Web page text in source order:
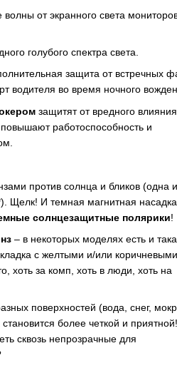
волны от экранного света
голубого спектра света.
защита от встречных
водителя во время ночного
защитят от вредного влияния
работоспособность и
против солнца и бликов (одна
Щелк! И темная магнитная
солнцезащитные полярики!
– в некоторых моделях есть и
с желтыми и/или коричневыми
хоть за комп, хоть в люди, хоть на
поверхностей (вода, снег,
более четкой и приятной!
сквозь непрозрачные для